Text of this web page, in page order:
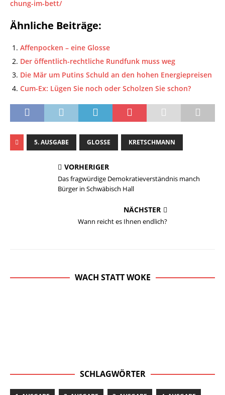
chung-im-bett/
Ähnliche Beiträge:
Affenpocken – eine Glosse
Der öffentlich-rechtliche Rundfunk muss weg
Die Mär um Putins Schuld an den hohen Energiepreisen
Cum-Ex: Lügen Sie noch oder Scholzen Sie schon?
5. AUSGABE GLOSSE KRETSCHMANN
VORHERIGER
Das fragwürdige Demokratieverständnis manch
Bürger in Schwäbisch Hall
NÄCHSTER
Wann reicht es Ihnen endlich?
WACH STATT WOKE
SCHLAGWÖRTER